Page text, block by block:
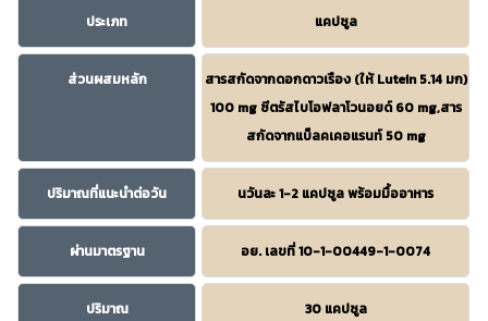
ประเภท แคปซูล
ส่วนผสมหลัก
สารสกัดจากดอกดาวเรือง (ให้ Lutein 5.14 มก)
100 mg ซีตรัสไบโอฟลาโวนอยด์ 60 mg,สาร
สกัดจากแบ็ลคเคอแรนท์ 50 mg
ปริมาณที่แนะนำต่อวัน นวันละ 1-2 แคปซูล พร้อมมื้ออาหาร
ผ่านมาตรฐาน อย. เลขที่ 10-1-00449-1-0074
ปริมาณ 30 แคปซูล